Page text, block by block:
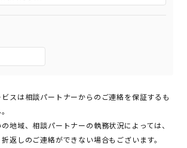
スは相談パートナーからのご連絡を保証するも
地域、相談パートナーの執務状況によっては、
返しのご連絡ができない場合もございます。